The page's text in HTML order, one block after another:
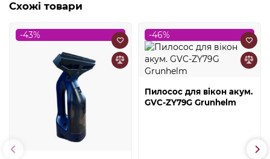
Схожі товари
-43% -46%
Пилосос для вікон акум.
GVC-ZY79G Grunhelm